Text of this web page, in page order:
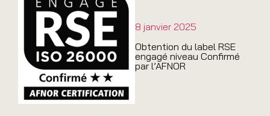
8 janvier 2025
Obtention du label RSE
engagé niveau Confirmé
par l’AFNOR